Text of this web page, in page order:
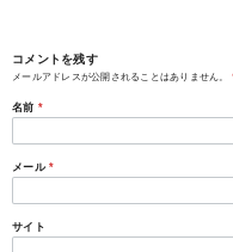
コメントを残す
メールアドレスが公開されることはありません。
名前 *
メール *
サイト